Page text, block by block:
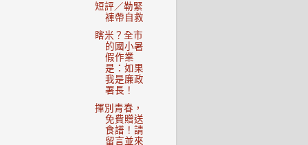
短評／勒緊
褲帶自救
瞎米？全市
的國小暑
假作業
是：如果
我是廉政
署長！
揮別青春，
免費贈送
食譜！請
留言並來